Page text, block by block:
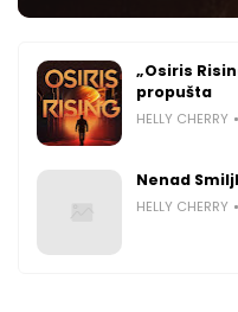
„Osiris
propušta
HELLY CHERRY
Nenad
HELLY CHERRY